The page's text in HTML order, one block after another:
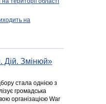
на
Дій. Змінюй»
стала однією з
громадська
організацією War